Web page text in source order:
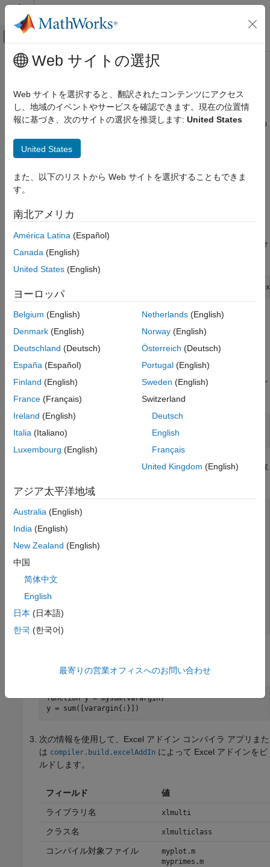
コンテンツへスキップ
オフキャンバス ナビゲーション メ
ドキュメンテーションのホーム
MATLAB Compiler
Excel アドイン
複数の MATLAB 関数を使用するマクロの作
成
項目一覧
MATLAB でのアドインの作成
作成
検査
その他の例について
メインコンテンツ
複数の MATLAB
関数を使用するマ
クロの作成
この例では、可変長入力と可変長出力をもつ関数を含むマクロの
すべて満たされていることを確認します。詳細については、
MATLABでのアドインの作成
MATLAB に付属している例のフォルダー
を作業フォ
ルダーにコピーします。
MATLAB コマンド プロンプトで、作業フォルダー内の
xlmultiフォルダーに移動します。
を確認します。
myplot は単一の整数入力を取り、1 からその数までのライン
をプロットします。
plot(1:x)
は単一の整数入力nを取り、n以下のすべての素数
function
if n < 2, p = zeros(1,0);
p = 1:2:n;
q = length(p);
if
     p(((k*k+1)/2):k:q) = 0;
end
を合計し、結果を返します。
function y = mysum(varargin)
y = sum([varargin{:}])
次の情報を使用して、 Excel アドイン コンパイラ アプリまた
は compiler.build.excelAddIn によって Excel アドインをビ
ルドします。
フィールド
値
ライブラリ名
xlmulti
クラス名 xlmulticlass
コンパイル対象ファイル
myplot.m
myprimes.m
Web サイトの選択
Web サイトを選択すると、翻訳されたコンテンツにアクセス
し、地域のイベントやサービスを確認できます。現在の位置情
報に基づき、次のサイトの選択を推奨します: United States
United States
また、以下のリストから Web サイトを選択することもできま
す。
南北アメリカ
América Latina (Español)
Canada (English)
United States (English)
ヨーロッパ
Belgium (English)
Denmark (English)
Deutschland (Deutsch)
España (Español)
Finland (English)
France (Français)
Ireland (English)
Italia (Italiano)
Luxembourg (English)
Netherlands(English)
Norway(English)
Österreich (Deutsch)
Portugal(English)
Sweden (English)
Switzerland
Deutsch
English
Français
United Kingdom (English)
アジア太平洋地域
Australia (English)
India (English)
New Zealand (English)
中国
简体中文
English
日本 (日本語)
한국 (한국어)
最寄りの営業オフィスへのお問い合わせ